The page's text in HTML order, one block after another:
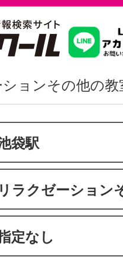
習いたいこ
スクールを
駅・路線か
通信講座を
ョンその他の
袋駅
リラクゼーション
定なし